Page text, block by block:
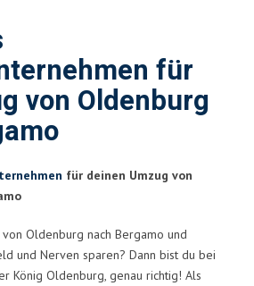
für
von Oldenburg
für deinen Umzug von
Oldenburg nach Bergamo und
und Nerven sparen? Dann bist du bei
König Oldenburg, genau richtig! Als